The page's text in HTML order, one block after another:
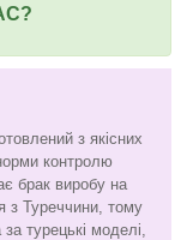
з якісних
контролю
брак виробу на
з Туреччини, тому
турецькі моделі,